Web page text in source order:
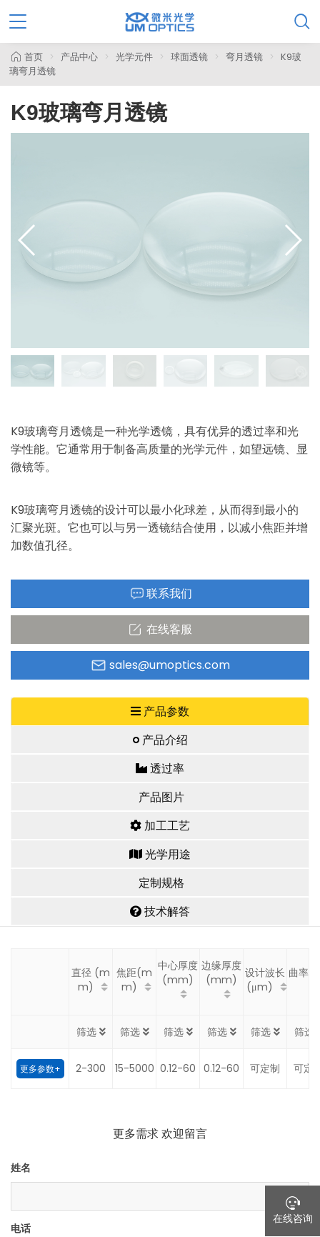

首页 产品中心 光学元件 球面透镜 弯月透镜
K9玻
璃弯月透镜
K9玻璃弯月透镜
K9玻璃弯月透镜是一种光学透镜，具有优异的透过率和光
学性能。它通常用于制备高质量的光学元件，如望远镜、显
微镜等。
K9玻璃弯月透镜的设计可以最小化球差，从而得到最小的
汇聚光斑。它也可以与另一透镜结合使用，以减小焦距并增
加数值孔径。
联系我们
在线客服
sales@umoptics.com
产品参数
产品介绍
透过率
产品图片
加工工艺
光学用途
定制规格
技术解答
直径 (m
m)
焦距(m
m)
中心厚度
(mm)
边缘厚度
(mm)
设计波长
(μm)
曲率
筛选 筛选 筛选 筛选 筛选 筛选
更多参数+ 2-300 15-5000 0.12-60 0.12-60 可定制 可定
更多需求 欢迎留言
姓名
电话
在线咨询